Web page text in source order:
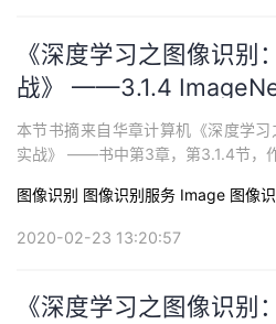
《深度学习之图像识别
战》 ——3.1.4
本节书摘来自华章计算机《深度学
实战》 ——书中第3章，第3.1.4节，
图像识别 图像识别服务 Image 图像
2020-02-23 13:20:57
《深度学习之图像识别